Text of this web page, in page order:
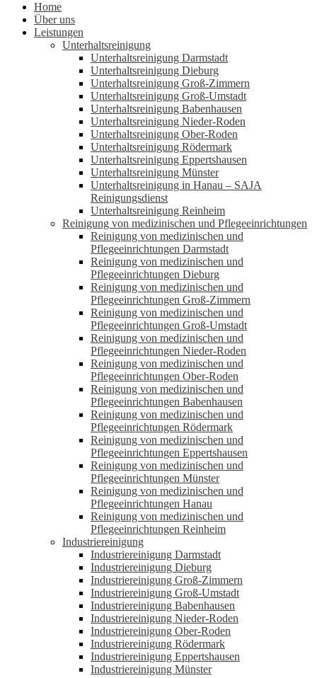
Home
Über uns
Leistungen
Unterhaltsreinigung
Unterhaltsreinigung Darmstadt
Unterhaltsreinigung Dieburg
Unterhaltsreinigung Groß-Zimmern
Unterhaltsreinigung Groß-Umstadt
Unterhaltsreinigung Babenhausen
Unterhaltsreinigung Nieder-Roden
Unterhaltsreinigung Ober-Roden
Unterhaltsreinigung Rödermark
Unterhaltsreinigung Eppertshausen
Unterhaltsreinigung Münster
Unterhaltsreinigung in Hanau – SAJA
Reinigungsdienst
Unterhaltsreinigung Reinheim
Reinigung von medizinischen und Pflegeeinrichtungen
Reinigung von medizinischen und
Pflegeeinrichtungen Darmstadt
Reinigung von medizinischen und
Pflegeeinrichtungen Dieburg
Reinigung von medizinischen und
Pflegeeinrichtungen Groß-Zimmern
Reinigung von medizinischen und
Pflegeeinrichtungen Groß-Umstadt
Reinigung von medizinischen und
Pflegeeinrichtungen Nieder-Roden
Reinigung von medizinischen und
Pflegeeinrichtungen Ober-Roden
Reinigung von medizinischen und
Pflegeeinrichtungen Babenhausen
Reinigung von medizinischen und
Pflegeeinrichtungen Rödermark
Reinigung von medizinischen und
Pflegeeinrichtungen Eppertshausen
Reinigung von medizinischen und
Pflegeeinrichtungen Münster
Reinigung von medizinischen und
Pflegeeinrichtungen Hanau
Reinigung von medizinischen und
Pflegeeinrichtungen Reinheim
Industriereinigung
Industriereinigung Darmstadt
Industriereinigung Dieburg
Industriereinigung Groß-Zimmern
Industriereinigung Groß-Umstadt
Industriereinigung Babenhausen
Industriereinigung Nieder-Roden
Industriereinigung Ober-Roden
Industriereinigung Rödermark
Industriereinigung Eppertshausen
Industriereinigung Münster